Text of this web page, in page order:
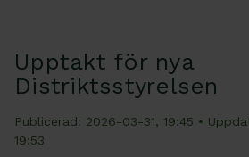
Upptakt för nya
Distriktsstyrelsen
Publicerad: 2026-03-31, 19:45 •
19:53